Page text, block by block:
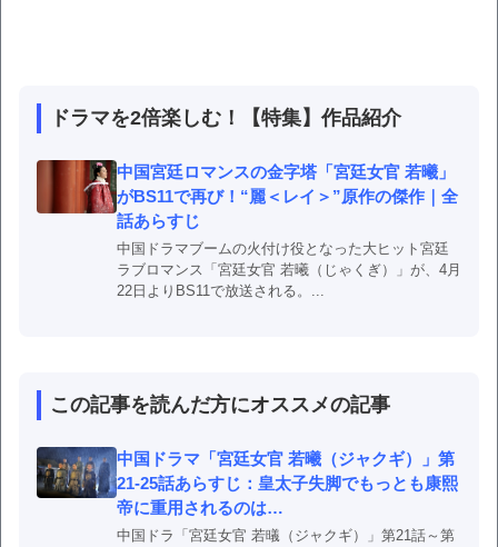
ドラマを2倍楽しむ！【特集】作品紹介
中国宮廷ロマンスの金字塔「宮廷女官 若曦」
がBS11で再び！“麗＜レイ＞”原作の傑作｜全
話あらすじ
中国ドラマブームの火付け役となった大ヒット宮廷
ラブロマンス「宮廷女官 若曦（じゃくぎ）」が、4月
22日よりBS11で放送される。...
この記事を読んだ方にオススメの記事
中国ドラマ「宮廷女官 若曦（ジャクギ）」第
21-25話あらすじ：皇太子失脚でもっとも康熙
帝に重用されるのは…
中国ドラ「宮廷女官 若㬢（ジャクギ）」第21話～第